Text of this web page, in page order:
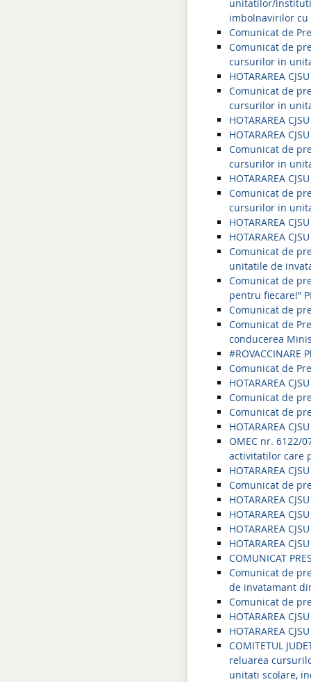
unitatilor/
imbolnavirilor cu
Comunicat de
Comunicat de
cursurilor in
HOTARAREA
Comunicat de
cursurilor in
HOTARAREA
HOTARAREA
Comunicat de
cursurilor in
HOTARAREA
Comunicat de
cursurilor in
HOTARAREA
HOTARAREA
Comunicat de
unitatile de
Comunicat de
pentru fiecare!”
Comunicat de
Comunicat de
conducerea
Comunicat de
HOTARAREA
Comunicat de
Comunicat de
HOTARAREA
OMEC nr. 6122/
activitatilor care
HOTARAREA
Comunicat de
HOTARAREA
HOTARAREA
HOTARAREA
HOTARAREA
COMUNICAT
Comunicat de
de invatamant
Comunicat de
HOTARAREA
HOTARAREA
COMITETUL
reluarea
unitati scolare,